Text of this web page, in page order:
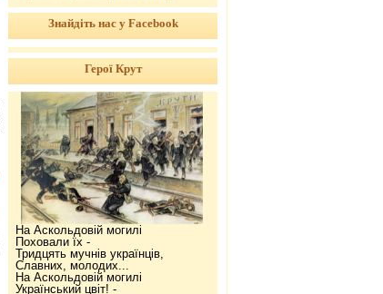
Знайдіть нас у Facebook
Герої Крут
На Аскольдовій могилі
Поховали їх -
Тридцять мучнів українців,
Славних, молодих...
На Аскольдовій могилі
Український цвіт! -